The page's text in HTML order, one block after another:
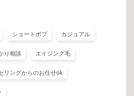
ショートボブ カジュアル
り相談 エイジング毛
リングからのお任せok